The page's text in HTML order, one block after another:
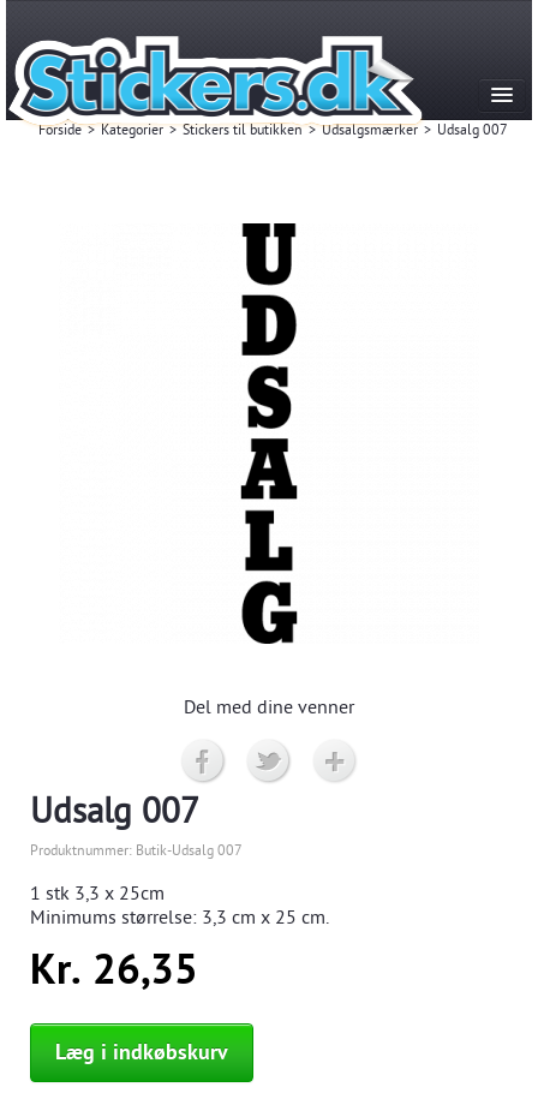
Produktion & historie
Forside > Kategorier > Stickers til butikken > Udsalgsmærker > Udsalg 007
Del med dine venner
Udsalg 007
Produktnummer: Butik-Udsalg 007
1 stk 3,3 x 25cm
Minimums størrelse: 3,3 cm x 25 cm.
Kr. 26,35
Læg i indkøbskurv